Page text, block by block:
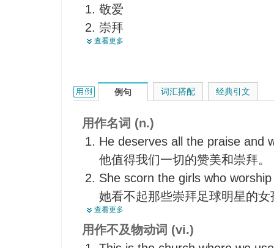
尊严
名誉
威严
仰慕
<英>阁下
<古>声望
礼拜活动
崇敬
爱慕
对神的崇拜
爱戴
敬爱
崇拜
【宗】礼拜
信奉
仰慕
恋慕
朝拜
祭奉
对…顶礼膜拜
把…奉若神明
佩服得五体投地说
爱慕
查看更多
worship的用法和样例：
例句
用作名词 (n.)
He deserves all the praise and
他值得我们一切的赞美和崇拜。
She scorn the girls who
她看不起那些崇拜足球明星的女
She was blind to the silent
她没有发觉他眼里流露出的无
查看更多
用作不及物动词 (vi.)
词汇搭配 经典引文